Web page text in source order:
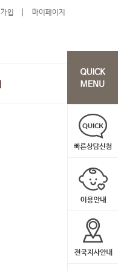
입 마이페이지